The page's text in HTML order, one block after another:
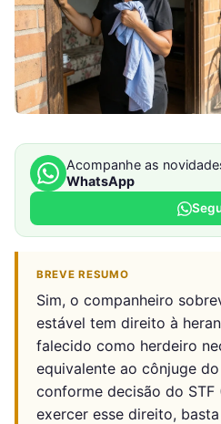
Acompanhe as
WhatsApp
BREVE RESUMO
Sim, o companheiro
estável tem direito à
falecido como herdeiro
equivalente ao cônjuge
conforme decisão do STF
exercer esse direito,